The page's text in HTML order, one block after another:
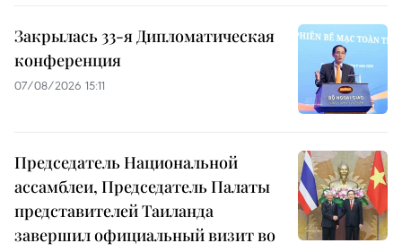
Закрылась 33-я Дипломатическая
конференция
07/08/2026 15:11
Председатель Национальной
ассамблеи, Председатель Палаты
представителей Таиланда
завершил официальный визит во